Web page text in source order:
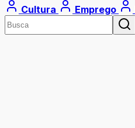
Cultura
Emprego